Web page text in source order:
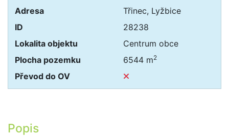
Adresa
Třinec, Lyžbice
ID
28238
Lokalita objektu
Centrum obce
Plocha pozemku
6544 m2
Převod do OV
Popis